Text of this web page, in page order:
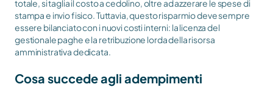
totale, si taglia il costo a cedolino, oltre ad azzerare le spese di
stampa e invio fisico. Tuttavia, questo risparmio deve sempre
essere bilanciato con i nuovi costi interni: la licenza del
gestionale paghe e la retribuzione lorda della risorsa
amministrativa dedicata.
Cosa succede agli adempimenti